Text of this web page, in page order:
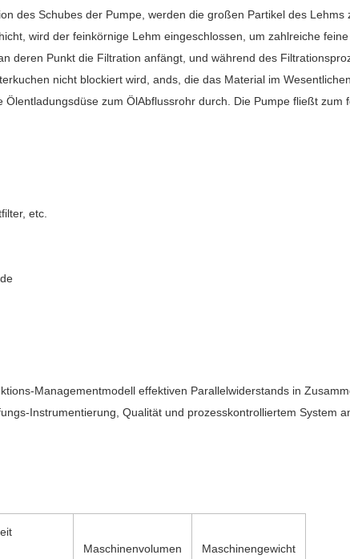
des Schubes der Pumpe, werden die großen Partikel des
wird der feinkörnige Lehm eingeschlossen, um zahlreiche
Punkt die Filtration anfängt, und während des
nicht blockiert wird, ands, die das Material im
zum ÖlAbflussrohr durch. Die Pumpe fließt zum
etc.
Managementmodell effektiven Parallelwiderstands in
Instrumentierung, Qualität und prozesskontrolliertem System
Maschinenvolumen Maschinengewicht